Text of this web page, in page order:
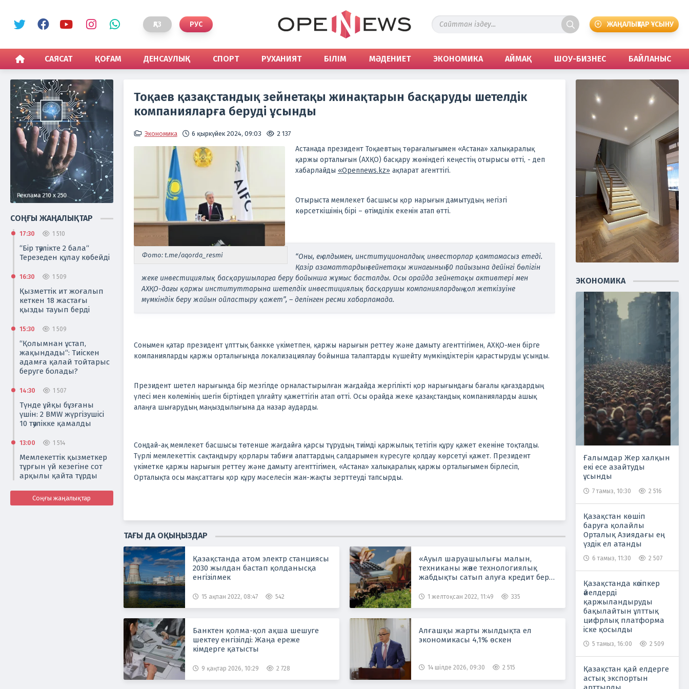
ҚАЗ РУС ЖАҢАЛЫҚТАР ҰСЫНУ
САЯСАТ ҚОҒАМ ДЕНСАУЛЫҚ СПОРТ РУХАНИЯТ БІЛІМ МӘДЕНИЕТ ЭКОНОМИКА АЙМАҚ ШОУ-БИЗНЕС БАЙЛАНЫС
СОҢҒЫ ЖАҢАЛЫҚТАР
17:30 1 510
“Бір тәулікте 2 бала“
Терезеден құлау көбейді
16:30 1 509
Қызметтік ит жоғалып
кеткен 18 жастағы
қызды тауып берді
15:30 1 509
“Қолымнан ұстап,
жақындады“: Тиіскен
адамға қалай тойтарыс
беруге болады?
14:30 1 507
Түнде ұйқы бұзғаны
үшін: 2 BMW жүргізушісі
10 тәулікке қамалды
13:00 1 514
Мемлекеттік қызметкер
тұрғын үй кезегіне сот
арқылы қайта тұрды
Соңғы жаңалықтар
Тоқаев қазақстандық зейнетақы жинақтарын басқаруды шетелдік
компанияларға беруді ұсынды
Экономика 6 қыркүйек 2024, 09:03 2 137
Фото: t.me/aqorda_resmi
Астанада президент Тоқаевтың төрағалығымен «Астана» халықаралық
қаржы орталығын (АХҚО) басқару жөніндегі кеңестің отырысы өтті, - деп
хабарлайды «Opennews.kz» ақпарат агенттігі.
Отырыста мемлекет басшысы қор нарығын дамытудың негізгі
көрсеткішінің бірі – өтімділік екенін атап өтті.
“Оны, ең алдымен, институционалдық инвесторлар қамтамасыз етеді.
Қазір азаматтардың зейнетақы жинағының 50 пайызына дейінгі бөлігін
жеке инвестициялық басқарушыларға беру бойынша жұмыс басталды. Осы орайда зейнетақы активтері мен
АХҚО-дағы қаржы институттарына шетелдік инвестициялық басқарушы компаниялардың қол жеткізуіне
мүмкіндік беру жайын ойластыру қажет”, – делінген ресми хабарламада.
Сонымен қатар президент ұлттық банкке үкіметпен, қаржы нарығын реттеу және дамыту агенттігімен, АХҚО-мен бірге
компанияларды қаржы орталығында локализациялау бойынша талаптарды күшейту мүмкіндіктерін қарастыруды ұсынды.
Президент шетел нарығында бір мезгілде орналастырылған жағдайда жергілікті қор нарығындағы бағалы қағаздардың
үлесі мен көлемінің шегін біртіндеп ұлғайту қажеттігін атап өтті. Осы орайда жеке қазақстандық компанияларды ашық
алаңға шығарудың маңыздылығына да назар аударды.
Сондай-ақ мемлекет басшысы төтенше жағдайға қарсы тұрудың тиімді қаржылық тетігін құру қажет екеніне тоқталды.
Түрлі мемлекеттік сақтандыру қорлары табиғи апаттардың салдарымен күресуге қолдау көрсетуі қажет. Президент
үкіметке қаржы нарығын реттеу және дамыту агенттігімен, «Астана» халықаралық қаржы орталығымен бірлесіп,
Орталықта осы мақсаттағы қор құру мәселесін жан-жақты зерттеуді тапсырды.
ТАҒЫ ДА ОҚЫҢЫЗДАР
Қазақстанда атом электр станциясы
2030 жылдан бастап қолданысқа
енгізілмек
15 ақпан 2022, 08:47 542
«Ауыл шаруашылығы малын,
техниканы және технологиялық
жабдықты сатып алуға кредит беру,
мөлшерлемесін субсидиялау»
1 желтоқсан 2022, 11:49 335
Банктен қолма-қол ақша шешуге
шектеу енгізілді: Жаңа ереже
кімдерге қатысты
9 қаңтар 2026, 10:29 2 728
Алғашқы жарты жылдықта ел
экономикасы 4,1% өскен
14 шілде 2026, 09:30 2 515
ЭКОНОМИКА
Ғалымдар Жер халқын
екі есе азайтуды
ұсынды
7 тамыз, 10:30 2 516
Қазақстан көшіп
баруға қолайлы
Орталық Азиядағы ең
үздік ел атанды
6 тамыз, 11:30 2 507
Қазақстанда кәсіпкер
әйелдерді
қаржыландыруды
бақылайтын ұлттық
цифрлық платформа
іске қосылды
5 тамыз, 16:00 2 509
Қазақстан қай елдерге
астық экспортын